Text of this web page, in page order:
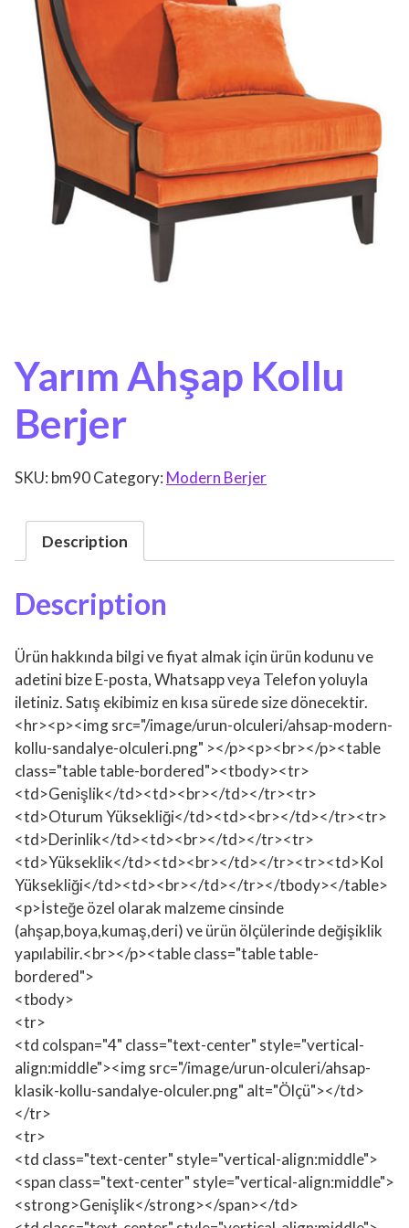
Yarım Ahşap Kollu
Berjer
SKU: bm90Category: Modern Berjer
Description
Description
Ürün hakkında bilgi ve fiyat almak için ürün kodunu ve
adetini bize E-posta, Whatsapp veya Telefon yoluyla
iletiniz. Satış ekibimiz en kısa sürede size dönecektir.
<hr><p><img src="/image/urun-olculeri/ahsap-modern-
kollu-sandalye-olculeri.png" ></p><p><br></p><table
class="table table-bordered"><tbody><tr>
<td>Genişlik</td><td><br></td></tr><tr>
<td>Oturum Yüksekliği</td><td><br></td></tr><tr>
<td>Derinlik</td><td><br></td></tr><tr>
<td>Yükseklik</td><td><br></td></tr><tr><td>Kol
Yüksekliği</td><td><br></td></tr></tbody></table>
<p>İsteğe özel olarak malzeme cinsinde
(ahşap,boya,kumaş,deri) ve ürün ölçülerinde değişiklik
yapılabilir.<br></p><table class="table table-
bordered">
<tbody>
<tr>
<td colspan="4" class="text-center" style="vertical-
align:middle"><img src="/image/urun-olculeri/ahsap-
klasik-kollu-sandalye-olculer.png" alt="Ölçü"></td>
</tr>
<tr>
<td class="text-center" style="vertical-align:middle">
<span class="text-center" style="vertical-align:middle">
<strong>Genişlik</strong></span></td>